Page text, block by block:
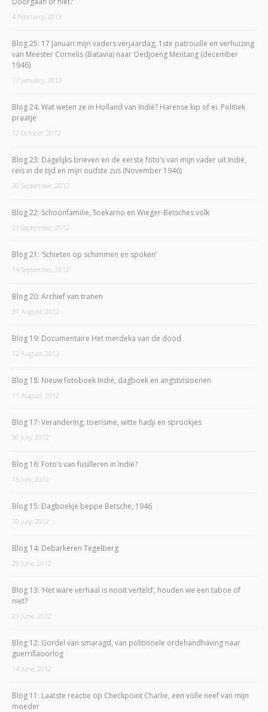
4 February, 2013
Blog 25: 17 Januari mijn vaders verjaardag, 1ste patrouille en verhuizing
van Meester Cornelis (Batavia) naar Oedjoeng Mentang (december
1946)
17 January, 2013
Blog 24: Wat weten ze in Holland van Indië? Harense kip of ei. Politiek
praatje
12 October, 2012
Blog 23: Dagelijks brieven en de eerste foto’s van mijn vader uit Indië,
reis in de tijd en mijn oudste zus (November 1946)
30 September, 2012
Blog 22: Schoonfamilie, Soekarno en Wieger-Betsches volk
21 September, 2012
Blog 21: ‘Schieten op schimmen en spoken’
14 September, 2012
Blog 20: Archief van tranen
31 August, 2012
Blog 19: Documentaire Het merdeka van de dood
12 August, 2012
Blog 18: Nieuw fotoboek Indië, dagboek en angstvisioenen
11 August, 2012
Blog 17: Verandering, toerisme, witte hadji en sprookjes
30 July, 2012
Blog 16: Foto’s van fusilleren in Indië?
15 July, 2012
Blog 15: Dagboekje beppe Betsche, 1946
10 July, 2012
Blog 14: Debarkeren Tegelberg
28 June, 2012
Blog 13: ‘Het ware verhaal is nooit verteld’, houden we een taboe of
niet?
21 June, 2012
Blog 12: Gordel van smaragd, van politionele ordehandhaving naar
guerrillaoorlog
14 June, 2012
Blog 11: Laatste reactie op Checkpoint Charlie, een volle neef van mijn
moeder